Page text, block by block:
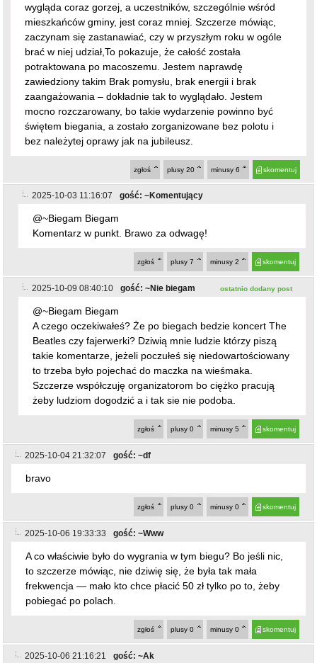
zaangażowania – dokładnie tak to wyglądało. Jestem
mocno rozczarowany, bo takie wydarzenie powinno być
świętem biegania, a zostało zorganizowane bez polotu i
bez należytej oprawy jak na jubileusz.
minusy 6
plusy20
zgłoś
gość: ~Komentujący
@~Biegam Biegam
Komentarz w punkt. Brawo za odwagę!
skomentuj
minusy 2
plusy7
zgłoś
2025-10-09 08:40:10 gość: ~Nie biegam
@~Biegam Biegam
A czego oczekiwałeś? Że po biegach bedzie koncert The
Beatles czy fajerwerki? Dziwią mnie ludzie którzy piszą
takie komentarze, jeżeli poczułeś się niedowartościowany
to trzeba było pojechać do maczka na wieśmaka.
Szczerze współczuję organizatorom bo ciężko pracują
żeby ludziom dogodzić a i tak sie nie podoba.
skomentuj
minusy5
plusy0
zgłoś
2025-10-04 21:32:07 gość: ~df
bravo
2025-10-06 19:33:33 gość: ~Www
to szczerze mówiąc, nie dziwię się, że była tak mała
frekwencja — mało kto chce płacić 50 zł tylko po to, żeby
2025-10-06 21:16:21 gość: ~Ak
Znałem,że biegał a ,kiedyś nie dobiegł do mety.
Pozdrawiam!
skomentuj
minusy 0
plusy 7
zgłoś